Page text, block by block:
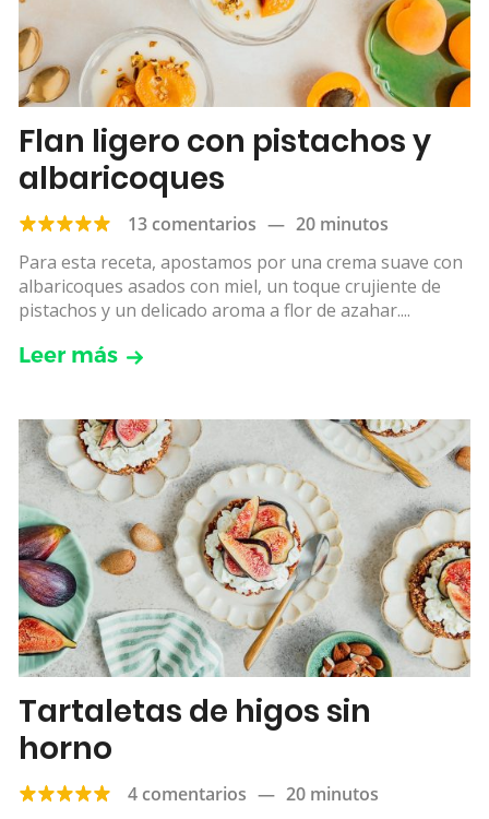
Flan ligero con pistachos y
albaricoques
13 comentarios — 20 minutos
Para esta receta, apostamos por una crema suave con
albaricoques asados con miel, un toque crujiente de
pistachos y un delicado aroma a flor de azahar....
Leer más
Tartaletas de higos sin
horno
4 comentarios — 20 minutos